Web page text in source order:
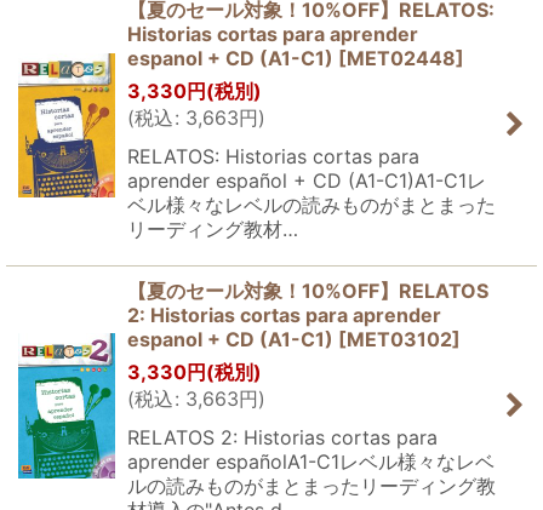
【夏のセール対象！10%OFF】RELATOS:
Historias cortas para aprender
espanol + CD (A1-C1) [MET02448]
3,330円(税別)
(税込: 3,663円)
RELATOS: Historias cortas para
aprender español + CD (A1-C1)A1-C1レ
ベル様々なレベルの読みものがまとまった
リーディング教材…
【夏のセール対象！10%OFF】RELATOS
2: Historias cortas para aprender
espanol + CD (A1-C1) [MET03102]
3,330円(税別)
(税込: 3,663円)
RELATOS 2: Historias cortas para
aprender españolA1-C1レベル様々なレベ
ルの読みものがまとまったリーディング教